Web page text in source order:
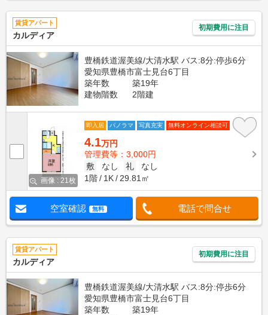
賃貸アパート
カルディア
初期費用に注目
豊橋鉄道渥美線/大清水駅 バス:8分:停歩6分
愛知県豊橋市富士見台6丁目
築年数
築19年
建物階数
2階建
画像 : 21枚
即入居 パノラマ 写真充実 無料オンライン相談可
4.1万円
管理費等：3,000円
敷
なし 礼
なし
1階
1K 29.81㎡
空室確認 無料 電話で問合せ
賃貸アパート
カルディア
初期費用に注目
豊橋鉄道渥美線/大清水駅 バス:8分:停歩6分
愛知県豊橋市富士見台6丁目
築年数
築19年